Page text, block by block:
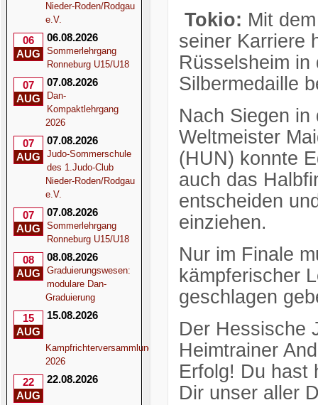
Nieder-Roden/Rodgau
e.V.
06
AUG
06.08.2026
Sommerlehrgang
Ronneburg U15/U18
07
AUG
07.08.2026
Dan-
Kompaktlehrgang
2026
07
AUG
07.08.2026
Judo-Sommerschule
des 1.Judo-Club
Nieder-Roden/Rodgau
e.V.
07
AUG
07.08.2026
Sommerlehrgang
Ronneburg U15/U18
08
AUG
08.08.2026
Graduierungswesen:
modulare Dan-
Graduierung
15
AUG
15.08.2026
Kampfrichterversammlung
2026
22
AUG
22.08.2026
Tokio: Mit
seiner Karriere
Rüsselsheim
Silbermedaille
Nach Siegen in
Weltmeister
(HUN) konnte
auch das
entscheiden
einziehen.
Nur im Finale
kämpferischer
geschlagen
Der Hessische
Heimtrainer
Erfolg! Du hast
Dir unser aller